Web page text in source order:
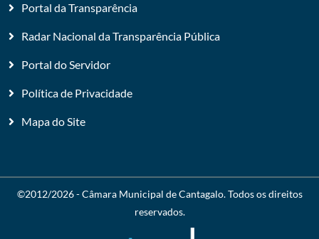
Portal da Transparência
Radar Nacional da Transparência Pública
Portal do Servidor
Política de Privacidade
Mapa do Site
©2012/2026 -Câmara Municipal de Cantagalo. Todos os direitos
reservados.